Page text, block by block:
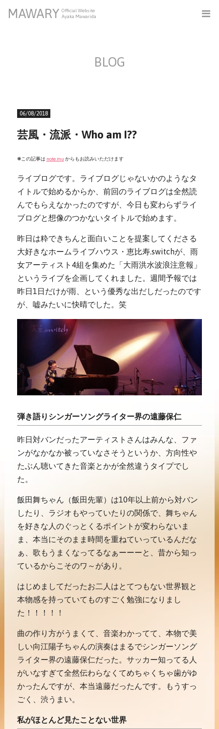
MAWARY Official Website
Ayaka Mawarida
BLOG
06/08/2018
芸風・流派・Who am I??
❋この記事は note.mu からもお読みいただけます
ライブログです。ライブログじゃないかのようなタ
イトルで始めるからか、前回のライブログは全然読
んでもらえなかったのですが、今日も変わらずライ
ブログと想像のつかないタイトルで始めます。
昨日は粋できちんと面白いことを提案してくださる
大好きなホームライブハウス・恵比寿.switchが、雨
女アーティスト4組を集めた「大雨洪水波浪注意報」
というライブを企画してくれました。週間予報では
昨日1日だけが雨、という優秀な出だしだったのです
が、嘘みたいに快晴でした。笑
弾き語りシンガーソングライター界の遠藤保仁
昨日対バンだったアーティストさんはみんな、ファ
ンがなかなか被っていなさそうというか、方向性や
たぶん聴いてきた音楽とかが全然違うタイプでし
た。
飯田舞ちゃん（飯田先輩）は10年以上前から対バン
したり、ラジオもやっていたりの関係で、舞ちゃん
を好きな人のぐっとくるポイントが変わらないま
ま、本当にそのまま時間を重ねていっているんだな
ぁ、歌もうまくなってるなぁーーーと、昔から知っ
ているからこそのワ～があり。
はじめましてだったお二人はとてつもない世界観と
本物感を持っていてものすごく勉強になりまし
た！！！！！
曲の作り方がうまくて、音楽わかってて、本物で美
しい向江陽子ちゃんの演奏はまるでシンガーソング
ライター界の遠藤保仁だった。サッカー知ってる人
がいなすぎて全然伝わらなくてめちゃくちゃ歯がゆ
かったんですが、本当遠藤だったんです。もうすっ
ごく、渋うまい。
私がほとんど見たことない世界